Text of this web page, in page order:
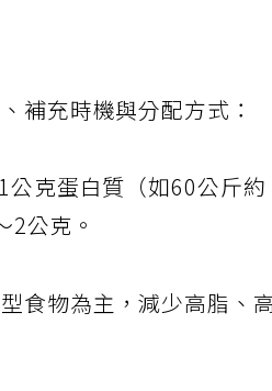
補充時機與分配方式：
公克蛋白質（如60公斤約
公克。
食物為主，減少高脂、